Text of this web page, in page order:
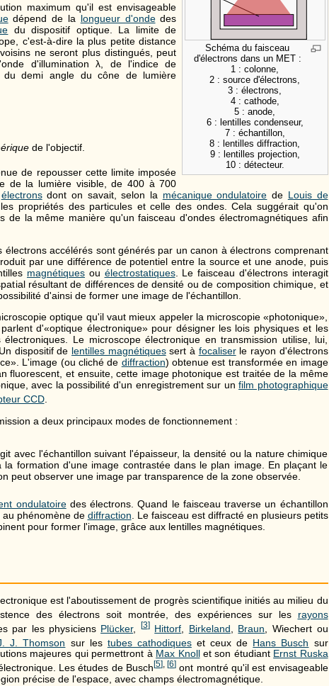
Schéma du faisceau
d'électrons dans un MET :
1 : colonne,
2 : source d'électrons,
3 : électrons,
4 : cathode,
5 : anode,
6 : lentilles condenseur,
7 : échantillon,
8 : lentilles diffraction,
9 : lentilles projection,
10 : détecteur.
maximum qu'il est envisageable
dépend de la longueur d'ondedes
du dispositif optique. La limite de
c'est-à-dire la plus petite distance
ne seront plus distingués, peut
d'illuminationλ , de l'indice de
demi angle du cône de lumière
de l'objectif.
de repousser cette limite imposée
de la lumière visible, de 400 à 700
électronsdont on savait, selon la mécanique ondulatoire de Louis de
propriétés des particules et celle des ondes. Cela suggérait qu'on
de la même manière qu'un faisceau d'ondes électromagnétiques afin
électrons accélérés sont générés par un canon à électrons comprenant
par une différence de potentiel entre la source et une anode, puis
magnétiques ou électrostatiques. Le faisceau d'électrons interagit
résultant de différences de densité ou de composition chimique, et
d'ainsi de former une image de l'échantillon.
optique qu'il vaut mieux appeler la microscopie «photonique»,
d'«optique électronique» pour désigner les lois physiques et les
Le microscope électronique en transmission utilise, lui,
dispositif de lentilles magnétiquessert à focaliserle rayon d'électrons
L'image (ou cliché de diffraction) obtenue est transformée en image
fluorescent, et ensuite, cette image photonique est traitée de la même
avec la possibilité d'un enregistrement sur unfilm photographique
CCD.
a deux principaux modes de fonctionnement :
avec l'échantillon suivant l'épaisseur, la densité ou la nature chimique
formation d'une image contrastée dans le plan image. En plaçant le
peut observer une image par transparence de la zone observée.
ondulatoiredes électrons. Quand le faisceau traverse un échantillon
phénomène de diffraction . Le faisceau est diffracté en plusieurs petits
pour former l'image, grâce aux lentilles magnétiques.
est l'aboutissement de progrès scientifique initiés au milieu du
des électrons soit montrée, des expériences sur les rayons
par les physiciens Plücker, [3] Hittorf Birkeland Braun , Wiechert ou
J. Thomson sur les tubes cathodiqueset ceux de Hans Busch sur
majeures qui permettront à Max Knollet son étudiant Ernst Ruska
Les études de Busch[5], [6] ont montré qu'il est envisageable
précise de l'espace, avec champs électromagnétique.